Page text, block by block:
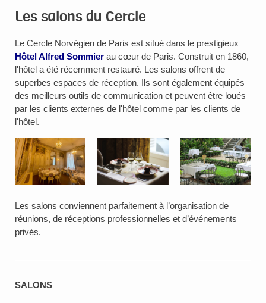
Les salons du Cercle
Le Cercle Norvégien de Paris est situé dans le prestigieux
Hôtel Alfred Sommier au cœur de Paris. Construit en 1860,
l'hôtel a été récemment restauré. Les salons offrent de
superbes espaces de réception. Ils sont également équipés
des meilleurs outils de communication et peuvent être loués
par les clients externes de l'hôtel comme par les clients de
l'hôtel.
Les salons conviennent parfaitement à l’organisation de
réunions, de réceptions professionnelles et d’événements
privés.
SALONS